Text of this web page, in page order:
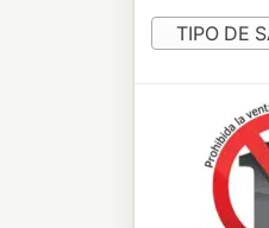
TIPO DE